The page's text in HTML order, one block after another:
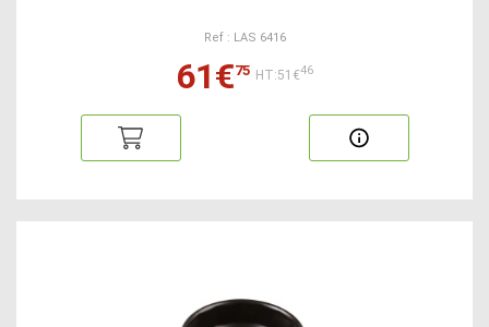
Ref : LAS 6416
61€75 HT:51€46